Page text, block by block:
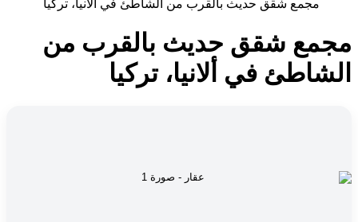
مجمع شقق حديث بالقرب من الشاطئ في ألانيا، تركيا
مجمع شقق حديث بالقرب من
الشاطئ في ألانيا، تركيا